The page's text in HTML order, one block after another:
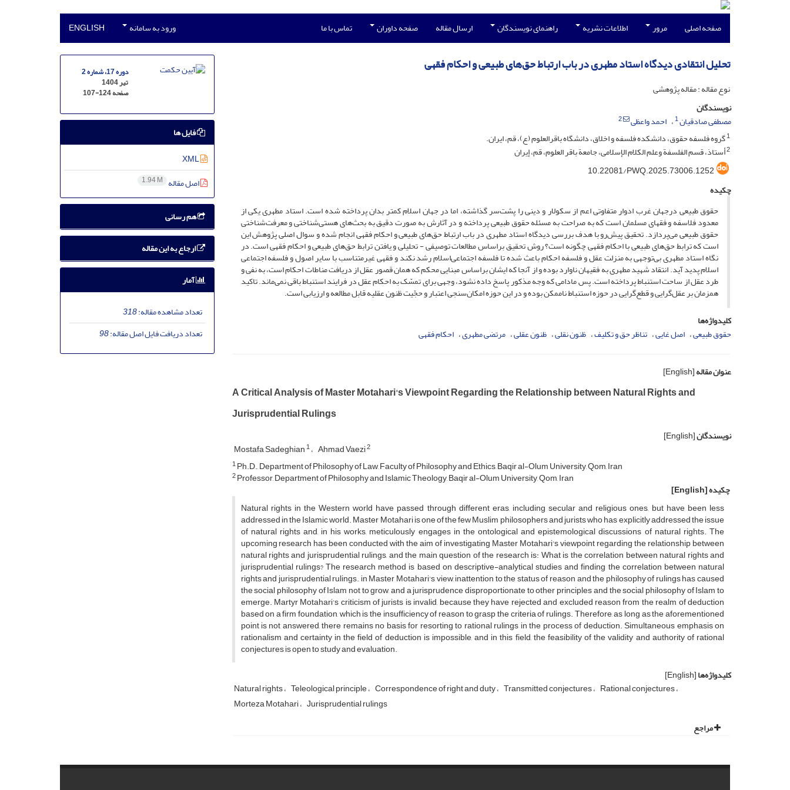
صفحه اصلی مرور اطلاعات نشریه راهنمای نویسندگان ارسال مقاله صفحه داوران تماس با ما ورود به سامانه ENGLISH
تحلیل انتقادی دیدگاه استاد مطهری در باب ارتباط حق‌های طبیعی و احکام فقهی
نوع مقاله : مقاله پژوهشی
نویسندگان
مصطفی صادقیان1 احمد واعظی
2
1گروه فلسفه حقوق، دانشکده فلسفه و اخلاق، دانشگاه باقرالعلوم (ع)، قم، ایران.
2أستاذ، قسم الفلسفة وعلم الکلام الإسلامی، جامعة باقر العلوم، قم، إیران
10.22081/PWQ.2025.73006.1252
چکیده
حقوق طبیعی درجهان غرب ادوار متفاوتی اعم از سکولار و دینی را پشت‌سر گذاشته، اما در جهان اسلام کمتر بدان پرداخته شده است. استاد مطهری یکی از
معدود فلاسفه و فقهای مسلمان است که به صراحت به مسئله حقوق طبیعی پرداخته و در آثارش به صورت دقیق به بحث‌های هستی‌شناختی و معرفت‌شناختی
حقوق طبیعی می‌پردازد. تحقیق پیش‌رو با هدف بررسی دیدگاه استاد مطهری در باب ارتباط حق‌های طبیعی و احکام فقهی انجام شده و سوال اصلی پژوهش این
است که ترابط حق‌های طبیعی با احکام فقهی چگونه است؟ روش تحقیق براساس مطالعات توصیفی - تحلیلی و یافتن ترابط حق‌های طبیعی و احکام فقهی است. در
نگاه استاد مطهری بى‌توجهى به منزلت عقل و فلسفه احکام باعث شده تا فلسفه اجتماعى‌اسلام رشد نکند و فقهى غیرمتناسب با سایر اصول و فلسفه اجتماعى
اسلام پدید آید. انتقاد شهید مطهری به فقیهان ناوارد بوده و از آنجا که ایشان براساس مبنایی محکم که همان قصور عقل از دریافت مناطات احکام است، به نفی و
طرد عقل از ساحت استنباط پرداخته است. پس مادامی که وجه مذکور پاسخ داده نشود، وجهی برای تمسّک به احکام عقل در فرایند استنباط باقی نمی‌ماند. تاکید
همزمان بر عقل‌گرایی و قطع‌گرایی در حوزه استنباط ناممکن بوده و در این حوزه امکان‌سنجی اعتبار و حجّیت ظنون عقلیه قابل مطالعه و ارزیابی است.
کلیدواژه‌ها
حقوق طبیعی اصل غایی تناظر حق و تکلیف ظنون نقلی ظنون عقلی مرتضی مطهری احکام فقهی
عنوان مقاله[English]
A Critical Analysis of Master Motahari's Viewpoint Regarding the Relationship between Natural Rights and
Jurisprudential Rulings
نویسندگان[English]
Mostafa Sadeghian1 Ahmad Vaezi2
1Ph.D., Department of Philosophy of Law, Faculty of Philosophy and Ethics, Baqir al-Olum University, Qom, Iran
2Professor, Department of Philosophy and Islamic Theology, Baqir al-Olum University, Qom, Iran
چکیده[English]
Natural rights in the Western world have passed through different eras, including secular and religious ones, but have been less
addressed in the Islamic world. Master Motahari is one of the few Muslim philosophers and jurists who has explicitly addressed the issue
of natural rights and, in his works, meticulously engages in the ontological and epistemological discussions of natural rights. The
upcoming research has been conducted with the aim of investigating Master Motahari's viewpoint regarding the relationship between
natural rights and jurisprudential rulings, and the main question of the research is: What is the correlation between natural rights and
jurisprudential rulings? The research method is based on descriptive-analytical studies and finding the correlation between natural
rights and jurisprudential rulings. in Master Motahari's view, inattention to the status of reason and the philosophy of rulings has caused
the social philosophy of Islam not to grow, and a jurisprudence disproportionate to other principles and the social philosophy of Islam to
emerge. Martyr Motahari's criticism of jurists is invalid, because they have rejected and excluded reason from the realm of deduction
based on a firm foundation, which is the insufficiency of reason to grasp the criteria of rulings. Therefore, as long as the aforementioned
point is not answered, there remains no basis for resorting to rational rulings in the process of deduction. Simultaneous emphasis on
rationalism and certainty in the field of deduction is impossible, and in this field, the feasibility of the validity and authority of rational
conjectures is open to study and evaluation.
کلیدواژه‌ها[English]
Natural rights Teleological principle Correspondence of right and duty Transmitted conjectures Rational conjectures
Morteza Motahari Jurisprudential rulings
مراجع
دوره 17، شماره 2
تیر 1404
صفحه107-124
فایل ها
XML
اصل مقاله 1.94 M
هم رسانی
ارجاع به این مقاله
آمار
تعداد مشاهده مقاله:318
تعداد دریافت فایل اصل مقاله:98